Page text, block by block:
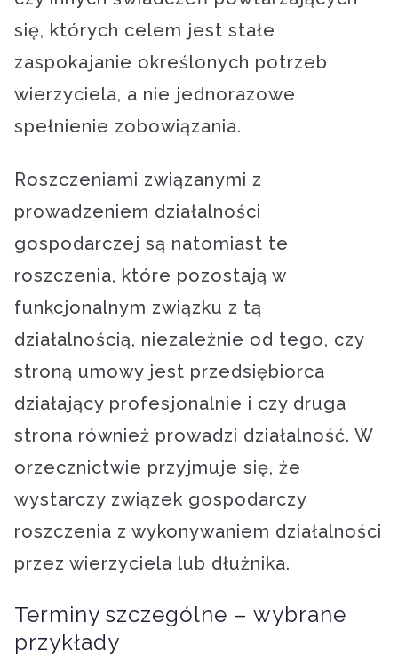
się, których celem jest stałe
zaspokajanie określonych potrzeb
wierzyciela, a nie jednorazowe
spełnienie zobowiązania.
Roszczeniami związanymi z
prowadzeniem działalności
gospodarczej są natomiast te
roszczenia, które pozostają w
funkcjonalnym związku z tą
działalnością, niezależnie od tego, czy
stroną umowy jest przedsiębiorca
działający profesjonalnie i czy druga
strona również prowadzi działalność. W
orzecznictwie przyjmuje się, że
wystarczy związek gospodarczy
roszczenia z wykonywaniem działalności
przez wierzyciela lub dłużnika.
Terminy szczególne – wybrane
przykłady